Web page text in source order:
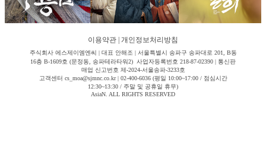
이용약관 개인정보처리방침
주식회사 에스제이엠엔씨 | 대표 안해조 | 서울특별시 송파구 송파대로 201, B동
16층 B-1609호 (문정동, 송파테라타워2) 사업자등록번호 218-87-02390 | 통신판
매업 신고번호 제-2024-서울송파-3233호
고객센터 cs_moa@sjmnc.co.kr | 02-400-6036 (평일 10:00~17:00 / 점심시간
12:30~13:30 / 주말 및 공휴일 휴무)
AsiaN. ALL RIGHTS RESERVED